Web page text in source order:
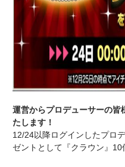
運営からプロデューサーの皆
たします！
12/24以降ログインしたプロ
ゼントとして『クラウン』10